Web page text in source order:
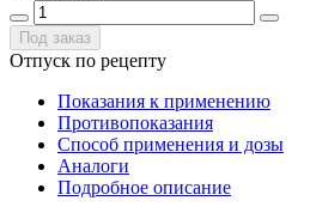
Под заказ
Отпуск по рецепту
Показания к применению
Противопоказания
Способ применения и дозы
Аналоги
Подробное описание